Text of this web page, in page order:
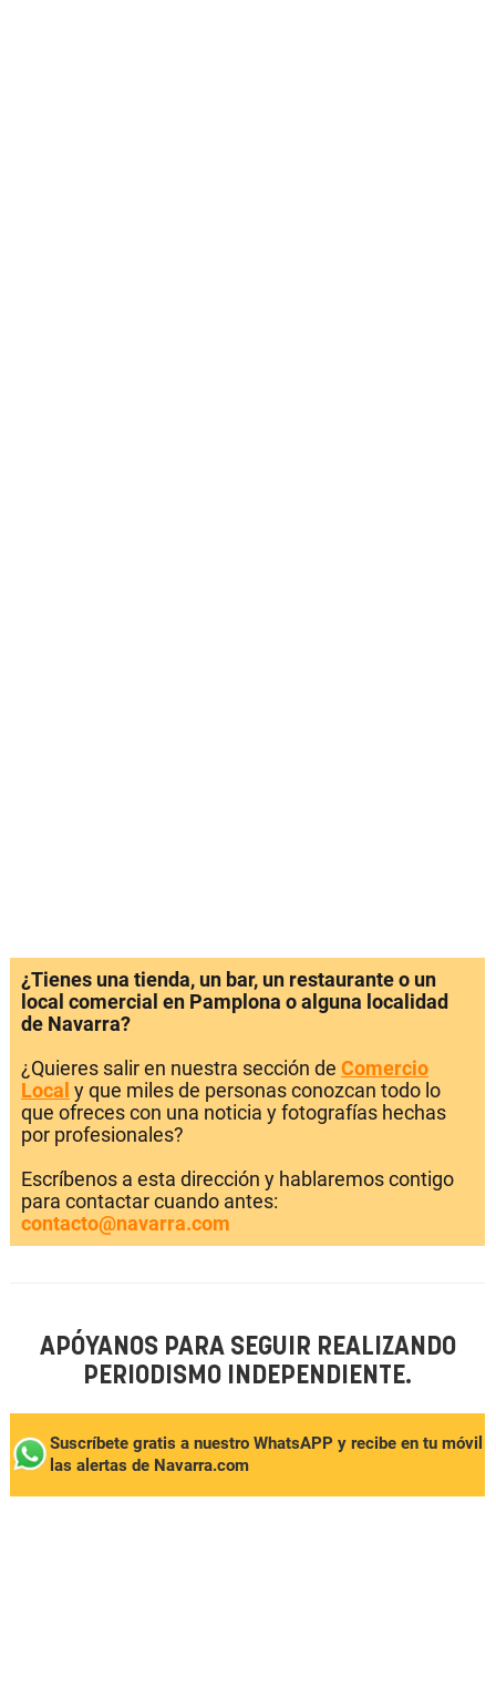
¿Tienes una tienda, un bar, un restaurante o un
local comercial en Pamplona o alguna localidad
de Navarra?
¿Quieres salir en nuestra sección de Comercio
Local y que miles de personas conozcan todo lo
que ofreces con una noticia y fotografías hechas
por profesionales?
Escríbenos a esta dirección y hablaremos contigo
para contactar cuando antes:
contacto@navarra.com
APÓYANOS PARA SEGUIR REALIZANDO
PERIODISMO INDEPENDIENTE.
Suscríbete gratis a nuestro WhatsAPP y recibe en tu móvil
las alertas de Navarra.com